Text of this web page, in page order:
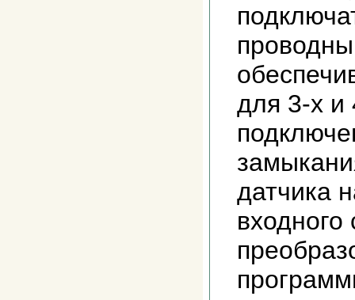
для 3-х и
датчика
входного